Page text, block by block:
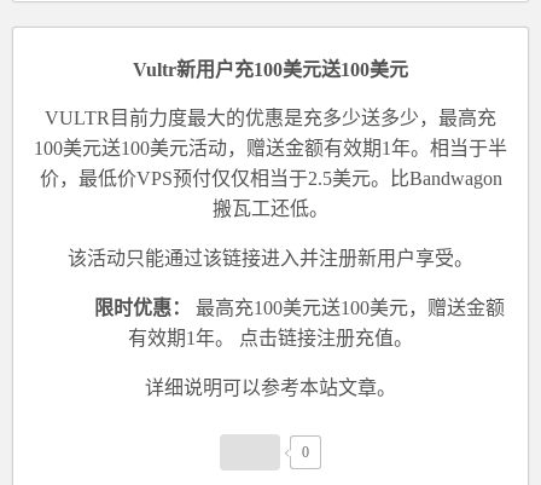
Vultr新用户充100美元送100美元
VULTR目前力度最大的优惠是充多少送多少，最高充
100美元送100美元活动，赠送金额有效期1年。相当于半
价，最低价VPS预付仅仅相当于2.5美元。比Bandwagon
搬瓦工还低。
该活动只能通过该链接进入并注册新用户享受。
限时优惠：
最高充100美元送100美元，赠送金额
有效期1年。
点击链接注册充值。
详细说明可以参考本站文章。
0